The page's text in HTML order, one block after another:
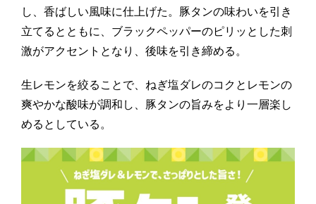
し、香ばしい風味に仕上げた。豚タンの味わいを引き
立てるとともに、ブラックペッパーのピリッとした刺
激がアクセントとなり、後味を引き締める。
生レモンを絞ることで、ねぎ塩ダレのコクとレモンの
爽やかな酸味が調和し、豚タンの旨みをより一層楽し
めるとしている。